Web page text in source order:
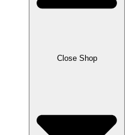
Close Shop